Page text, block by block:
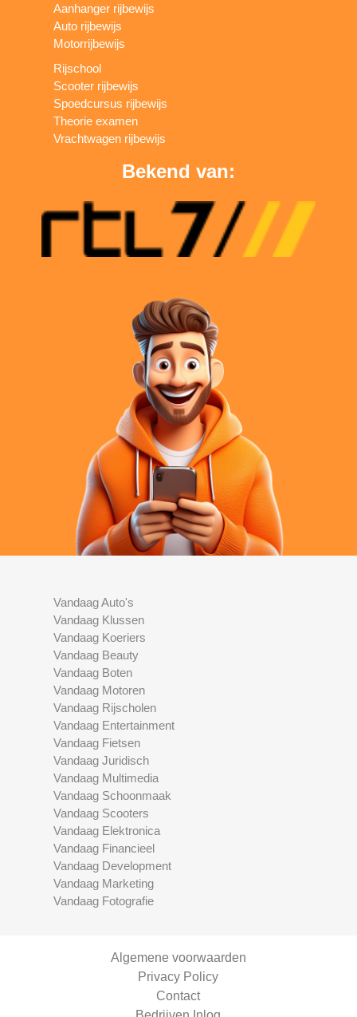
Aanhanger rijbewijs
Auto rijbewijs
Motorrijbewijs
Rijschool
Scooter rijbewijs
Spoedcursus rijbewijs
Theorie examen
Vrachtwagen rijbewijs
Bekend van:
Vandaag Auto's
Vandaag Klussen
Vandaag Koeriers
Vandaag Beauty
Vandaag Boten
Vandaag Motoren
Vandaag Rijscholen
Vandaag Entertainment
Vandaag Fietsen
Vandaag Juridisch
Vandaag Multimedia
Vandaag Schoonmaak
Vandaag Scooters
Vandaag Elektronica
Vandaag Financieel
Vandaag Development
Vandaag Marketing
Vandaag Fotografie
Algemene voorwaarden
Privacy Policy
Contact